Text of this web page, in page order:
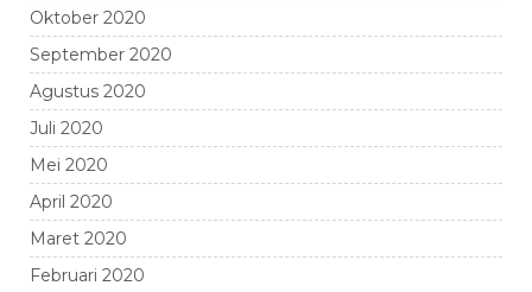
Oktober 2020
September 2020
Agustus 2020
Juli 2020
Mei 2020
April 2020
Maret 2020
Februari 2020